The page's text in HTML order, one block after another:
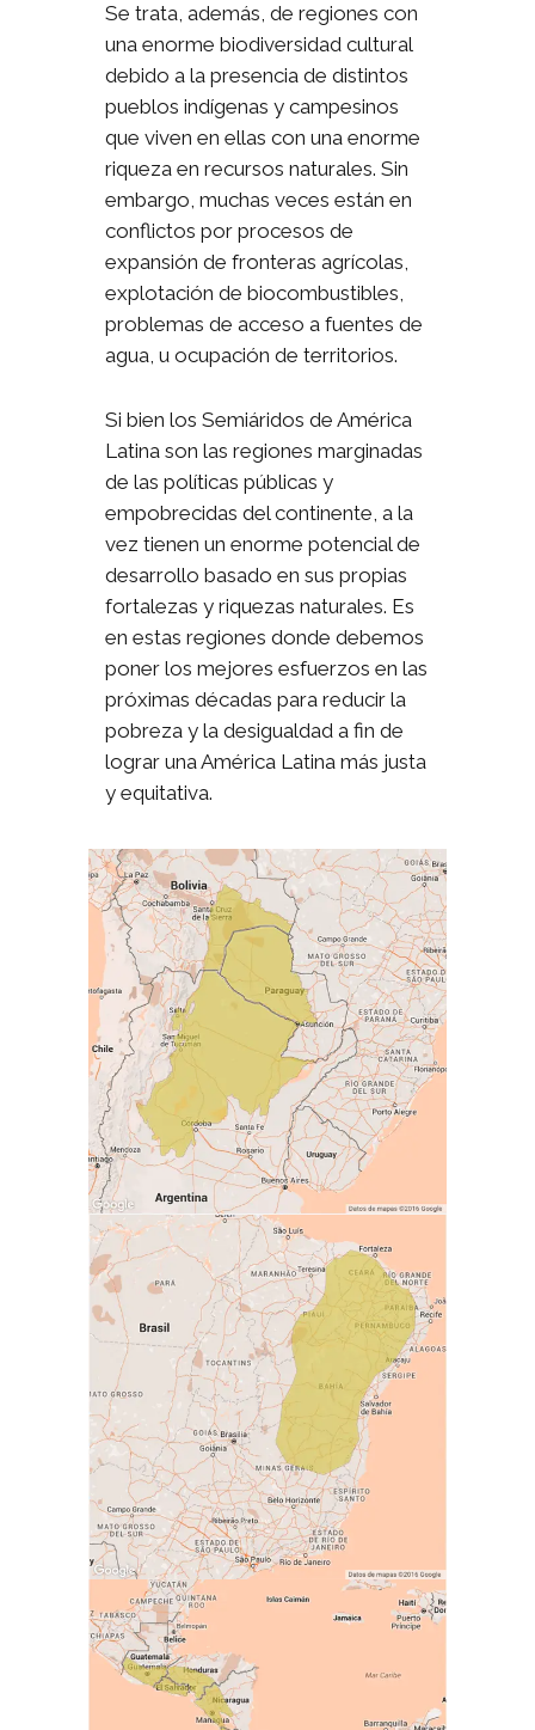
Se trata, además, de regiones con
una enorme biodiversidad cultural
debido a la presencia de distintos
pueblos indígenas y campesinos
que viven en ellas con una enorme
riqueza en recursos naturales. Sin
embargo, muchas veces están en
conflictos por procesos de
expansión de fronteras agrícolas,
explotación de biocombustibles,
problemas de acceso a fuentes de
agua, u ocupación de territorios.
Si bien los Semiáridos de América
Latina son las regiones marginadas
de las políticas públicas y
empobrecidas del continente, a la
vez tienen un enorme potencial de
desarrollo basado en sus propias
fortalezas y riquezas naturales. Es
en estas regiones donde debemos
poner los mejores esfuerzos en las
próximas décadas para reducir la
pobreza y la desigualdad a fin de
lograr una América Latina más justa
y equitativa.